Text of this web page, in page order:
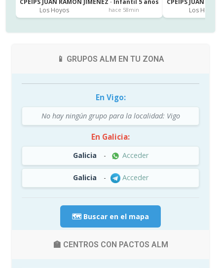
Los Hoyos
hace 58min
Los Hoyos
📱 GRUPOS ALM EN TU ZONA
En Vigo:
No hay ningún grupo para la localidad: Vigo
En Galicia:
Galicia - Acceder
Galicia - Acceder
🗺️ Buscar en el mapa
🏫 CENTROS CON PACTOS ALM